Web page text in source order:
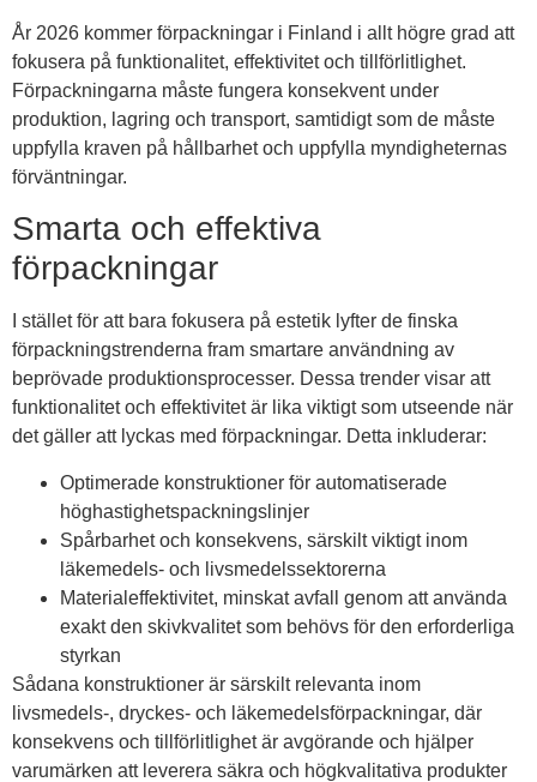
År 2026 kommer förpackningar i Finland i allt högre grad att
fokusera på funktionalitet, effektivitet och tillförlitlighet.
Förpackningarna måste fungera konsekvent under
produktion, lagring och transport, samtidigt som de måste
uppfylla kraven på hållbarhet och uppfylla myndigheternas
förväntningar.
Smarta och effektiva
förpackningar
I stället för att bara fokusera på estetik lyfter de finska
förpackningstrenderna fram smartare användning av
beprövade produktionsprocesser. Dessa trender visar att
funktionalitet och effektivitet är lika viktigt som utseende när
det gäller att lyckas med förpackningar. Detta inkluderar:
Optimerade konstruktioner för automatiserade
höghastighetspackningslinjer
Spårbarhet och konsekvens, särskilt viktigt inom
läkemedels- och livsmedelssektorerna
Materialeffektivitet, minskat avfall genom att använda
exakt den skivkvalitet som behövs för den erforderliga
styrkan
Sådana konstruktioner är särskilt relevanta inom
livsmedels-, dryckes- och läkemedelsförpackningar, där
konsekvens och tillförlitlighet är avgörande och hjälper
varumärken att leverera säkra och högkvalitativa produkter